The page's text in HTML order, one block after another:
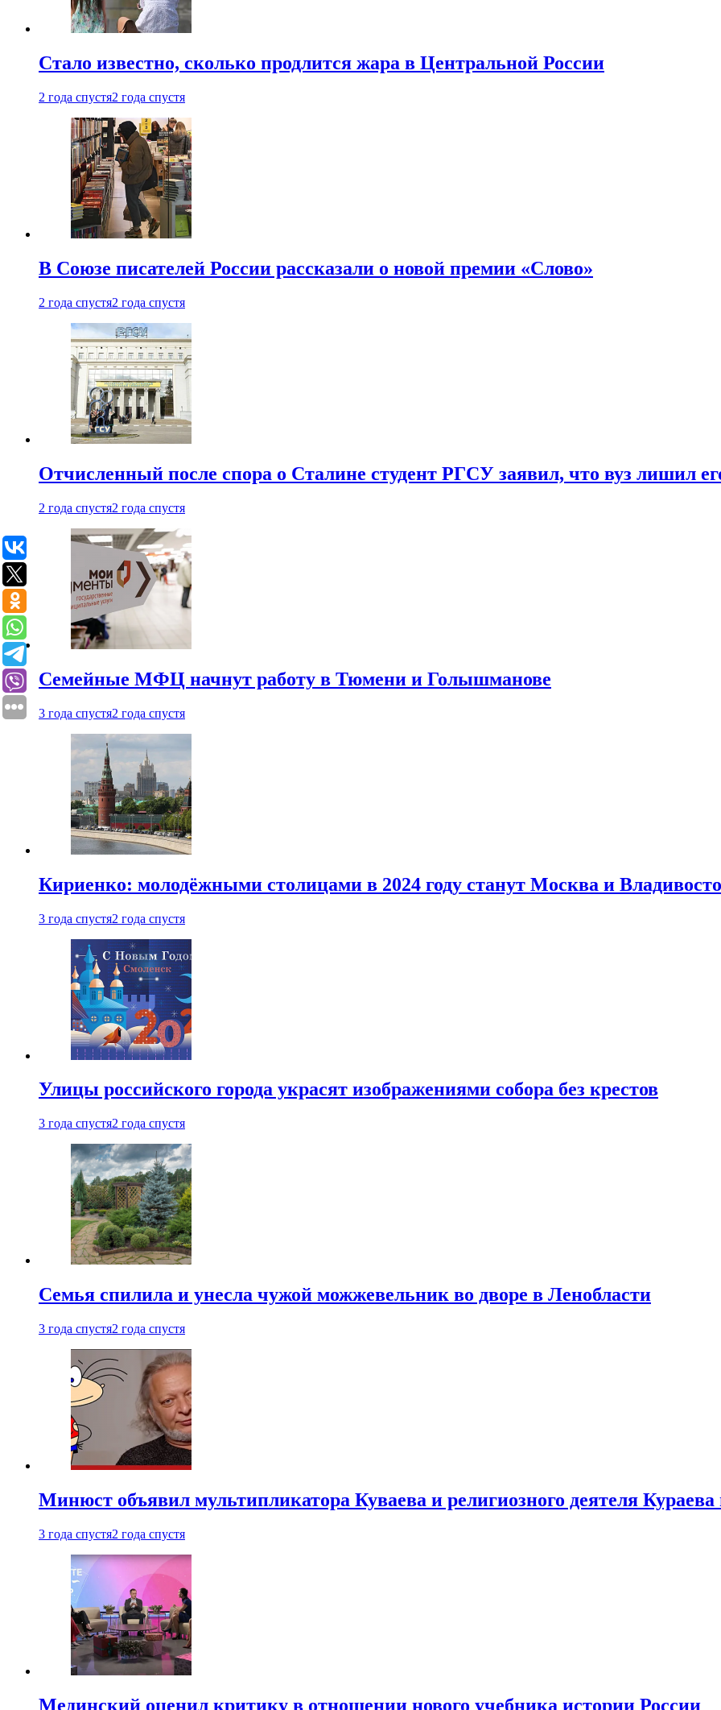
Стало известно, сколько продлится жара в Центральной России
2 года спустя2 года спустя
В Союзе писателей России рассказали о новой премии «Слово»
2 года спустя2 года спустя
Отчисленный после спора о Сталине студент РГСУ заявил, что вуз лишил
2 года спустя2 года спустя
Семейные МФЦ начнут работу в Тюмени и Голышманове
3 года спустя2 года спустя
Кириенко: молодёжными столицами в 2024 году станут Москва и
3 года спустя2 года спустя
Улицы российского города украсят изображениями собора без крестов
3 года спустя2 года спустя
Семья спилила и унесла чужой можжевельник во дворе в Ленобласти
3 года спустя2 года спустя
Минюст объявил мультипликатора Куваева и религиозного деятеля
3 года спустя2 года спустя
Мединский оценил критику в отношении нового учебника истории России